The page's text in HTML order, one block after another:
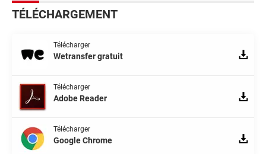
TÉLÉCHARGEMENT
Télécharger
Wetransfer gratuit
Télécharger
Adobe Reader
Télécharger
Google Chrome